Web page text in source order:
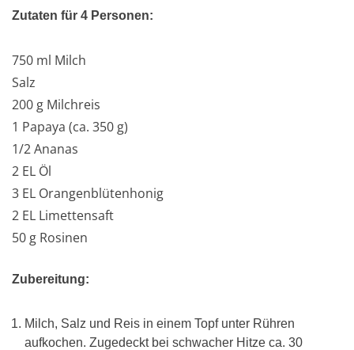
Zutaten für 4 Personen:
750 ml Milch
Salz
200 g Milchreis
1 Papaya (ca. 350 g)
1/2 Ananas
2 EL Öl
3 EL Orangenblütenhonig
2 EL Limettensaft
50 g Rosinen
Zubereitung:
Milch, Salz und Reis in einem Topf unter Rühren
aufkochen. Zugedeckt bei schwacher Hitze ca. 30